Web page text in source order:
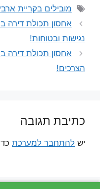
תגיות
מובילים בקריית
אחסון תכולת דירה
נגישות ובטוחות!
אחסון תכולת דירה
הצרכים!
כתיבת תגובה
יש להתחבר למערכת